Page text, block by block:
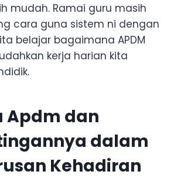
mudah. Ramai guru masih
cara guna sistem ni dengan
belajar bagaimana APDM
kerja harian kita
Apdm dan
dalam
Kehadiran